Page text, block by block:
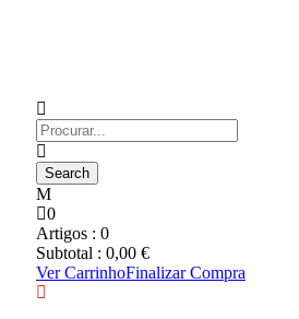
0
Artigos : 0
Subtotal : 0,00 €
Ver CarrinhoFinalizar Compra